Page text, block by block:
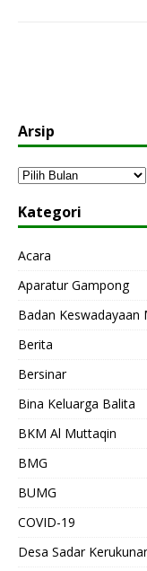
Arsip
Kategori
Acara
Aparatur Gampong
Badan Keswadayaan
Berita
Bersinar
Bina Keluarga Balita
BKM Al Muttaqin
BMG
BUMG
COVID-19
Desa Sadar